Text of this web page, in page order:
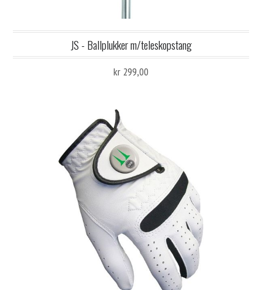
JS - Ballplukker m/teleskopstang
kr 299,00